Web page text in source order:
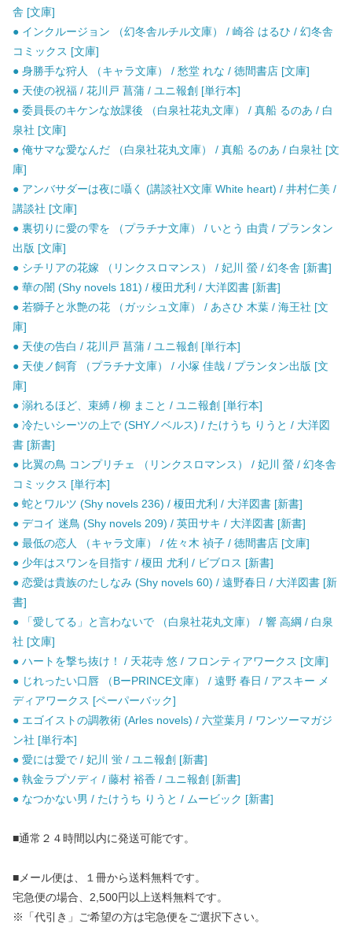
舎 [文庫]
● インクルージョン （幻冬舎ルチル文庫） / 崎谷 はるひ / 幻冬舎
コミックス [文庫]
● 身勝手な狩人 （キャラ文庫） / 愁堂 れな / 徳間書店 [文庫]
● 天使の祝福 / 花川戸 菖蒲 / ユニ報創 [単行本]
● 委員長のキケンな放課後 （白泉社花丸文庫） / 真船 るのあ / 白
泉社 [文庫]
● 俺サマな愛なんだ （白泉社花丸文庫） / 真船 るのあ / 白泉社 [文
庫]
● アンバサダーは夜に囁く (講談社X文庫 White heart) / 井村仁美 /
講談社 [文庫]
● 裏切りに愛の雫を （プラチナ文庫） / いとう 由貴 / プランタン
出版 [文庫]
● シチリアの花嫁 （リンクスロマンス） / 妃川 螢 / 幻冬舎 [新書]
● 華の闇 (Shy novels 181) / 榎田尤利 / 大洋図書 [新書]
● 若獅子と氷艶の花 （ガッシュ文庫） / あさひ 木葉 / 海王社 [文
庫]
● 天使の告白 / 花川戸 菖蒲 / ユニ報創 [単行本]
● 天使ノ飼育 （プラチナ文庫） / 小塚 佳哉 / プランタン出版 [文
庫]
● 溺れるほど、束縛 / 柳 まこと / ユニ報創 [単行本]
● 冷たいシーツの上で (SHYノベルス) / たけうち りうと / 大洋図
書 [新書]
● 比翼の鳥 コンプリチェ （リンクスロマンス） / 妃川 螢 / 幻冬舎
コミックス [単行本]
● 蛇とワルツ (Shy novels 236) / 榎田尤利 / 大洋図書 [新書]
● デコイ 迷鳥 (Shy novels 209) / 英田サキ / 大洋図書 [新書]
● 最低の恋人 （キャラ文庫） / 佐々木 禎子 / 徳間書店 [文庫]
● 少年はスワンを目指す / 榎田 尤利 / ビブロス [新書]
● 恋愛は貴族のたしなみ (Shy novels 60) / 遠野春日 / 大洋図書 [新
書]
● 「愛してる」と言わないで （白泉社花丸文庫） / 響 高綱 / 白泉
社 [文庫]
● ハートを撃ち抜け！ / 天花寺 悠 / フロンティアワークス [文庫]
● じれったい口唇 （BーPRINCE文庫） / 遠野 春日 / アスキー メ
ディアワークス [ペーパーバック]
● エゴイストの調教術 (Arles novels) / 六堂葉月 / ワンツーマガジ
ン社 [単行本]
● 愛には愛で / 妃川 蛍 / ユニ報創 [新書]
● 執金ラプソディ / 藤村 裕香 / ユニ報創 [新書]
● なつかない男 / たけうち りうと / ムービック [新書]
■通常２４時間以内に発送可能です。
■メール便は、１冊から送料無料です。
宅急便の場合、2,500円以上送料無料です。
※「代引き」ご希望の方は宅急便をご選択下さい。